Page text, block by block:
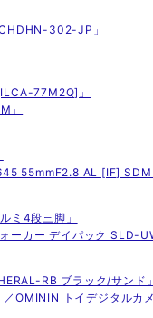
302-JP」
77M2Q]」
」
55mmF2.8 AL [IF] SDM
ミ4段三脚」
ーカー デイパック SLD-
RB ブラック/サンド」
OMININ トイデジタルカ